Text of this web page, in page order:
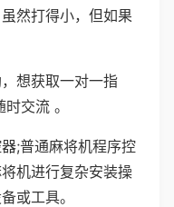
然打得小，但如果
想获取一对一指
交流 。
;普通麻将机程序控
机进行复杂安装操
或工具。